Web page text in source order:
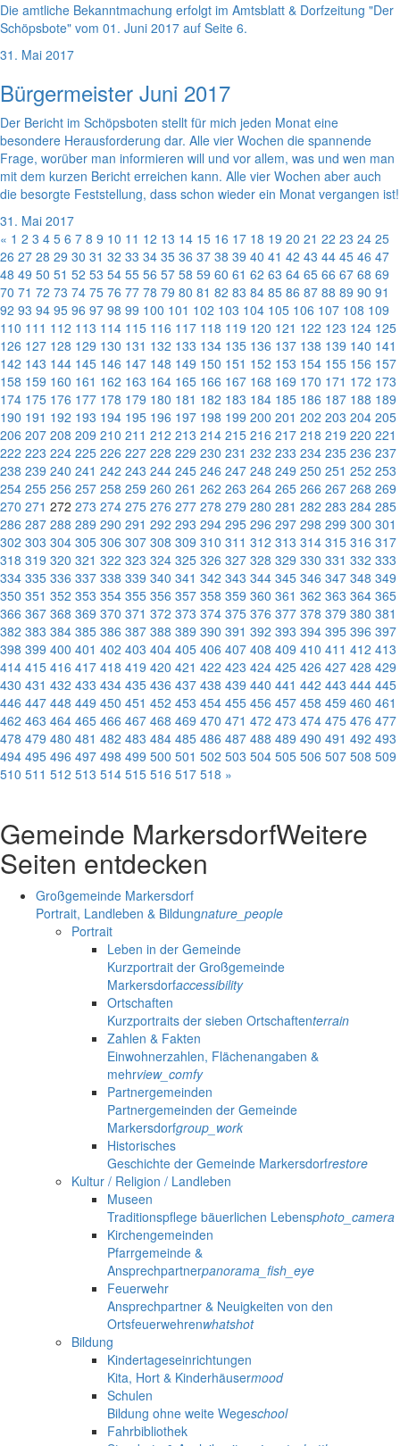
Die amtliche Bekanntmachung erfolgt im Amtsblatt & Dorfzeitung "Der
Schöpsbote" vom 01. Juni 2017 auf Seite 6.
31. Mai 2017
Bürgermeister Juni 2017
Der Bericht im Schöpsboten stellt für mich jeden Monat eine
besondere Herausforderung dar. Alle vier Wochen die spannende
Frage, worüber man informieren will und vor allem, was und wen man
mit dem kurzen Bericht erreichen kann. Alle vier Wochen aber auch
die besorgte Feststellung, dass schon wieder ein Monat vergangen ist!
31. Mai 2017
« 1 2 3 4 5 6 7 8 9 10 11 12 13 14 15 16 17 18 19 20 21 22 23 24 25
26 27 28 29 30 31 32 33 34 35 36 37 38 39 40 41 42 43 44 45 46 47
48 49 50 51 52 53 54 55 56 57 58 59 60 61 62 63 64 65 66 67 68 69
70 71 72 73 74 75 76 77 78 79 80 81 82 83 84 85 86 87 88 89 90 91
92 93 94 95 96 97 98 99 100 101 102 103 104 105 106 107 108 109
110 111 112 113 114 115 116 117 118 119 120 121 122 123 124 125
126 127 128 129 130 131 132 133 134 135 136 137 138 139 140 141
142 143 144 145 146 147 148 149 150 151 152 153 154 155 156 157
158 159 160 161 162 163 164 165 166 167 168 169 170 171 172 173
174 175 176 177 178 179 180 181 182 183 184 185 186 187 188 189
190 191 192 193 194 195 196 197 198 199 200 201 202 203 204 205
206 207 208 209 210 211 212 213 214 215 216 217 218 219 220 221
222 223 224 225 226 227 228 229 230 231 232 233 234 235 236 237
238 239 240 241 242 243 244 245 246 247 248 249 250 251 252 253
254 255 256 257 258 259 260 261 262 263 264 265 266 267 268 269
270 271 272 273 274 275 276 277 278 279 280 281 282 283 284 285
286 287 288 289 290 291 292 293 294 295 296 297 298 299 300 301
302 303 304 305 306 307 308 309 310 311 312 313 314 315 316 317
318 319 320 321 322 323 324 325 326 327 328 329 330 331 332 333
334 335 336 337 338 339 340 341 342 343 344 345 346 347 348 349
350 351 352 353 354 355 356 357 358 359 360 361 362 363 364 365
366 367 368 369 370 371 372 373 374 375 376 377 378 379 380 381
382 383 384 385 386 387 388 389 390 391 392 393 394 395 396 397
398 399 400 401 402 403 404 405 406 407 408 409 410 411 412 413
414 415 416 417 418 419 420 421 422 423 424 425 426 427 428 429
430 431 432 433 434 435 436 437 438 439 440 441 442 443 444 445
446 447 448 449 450 451 452 453 454 455 456 457 458 459 460 461
462 463 464 465 466 467 468 469 470 471 472 473 474 475 476 477
478 479 480 481 482 483 484 485 486 487 488 489 490 491 492 493
494 495 496 497 498 499 500 501 502 503 504 505 506 507 508 509
510 511 512 513 514 515 516 517 518 »
Gemeinde MarkersdorfWeitere
Seiten entdecken
Großgemeinde Markersdorf
Portrait, Landleben & Bildungnature_people
Portrait
Leben in der Gemeinde
Kurzportrait der Großgemeinde
Markersdorfaccessibility
Ortschaften
Kurzportraits der sieben Ortschaftenterrain
Zahlen & Fakten
Einwohnerzahlen, Flächenangaben &
mehrview_comfy
Partnergemeinden
Partnergemeinden der Gemeinde
Markersdorfgroup_work
Historisches
Geschichte der Gemeinde Markersdorfrestore
Kultur / Religion / Landleben
Museen
Traditionspflege bäuerlichen Lebensphoto_camera
Kirchengemeinden
Pfarrgemeinde &
Ansprechpartnerpanorama_fish_eye
Feuerwehr
Ansprechpartner & Neuigkeiten von den
Ortsfeuerwehrenwhatshot
Bildung
Kindertageseinrichtungen
Kita, Hort & Kinderhäusermood
Schulen
Bildung ohne weite Wegeschool
Fahrbibliothek